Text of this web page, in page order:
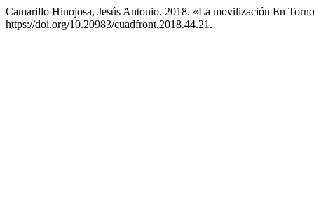
Camarillo Hinojosa, Jesús Antonio. 2018. «La movilización En
https://doi.org/10.20983/cuadfront.2018.44.21.